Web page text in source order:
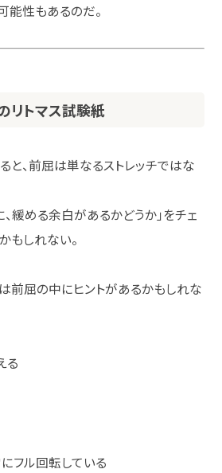
能性もあるのだ。
リトマス試験紙
と、前屈は単なるストレッチではな
、緩める余白があるかどうか」をチェ
もしれない。
前屈の中にヒントがあるかもしれな
る
フル回転している